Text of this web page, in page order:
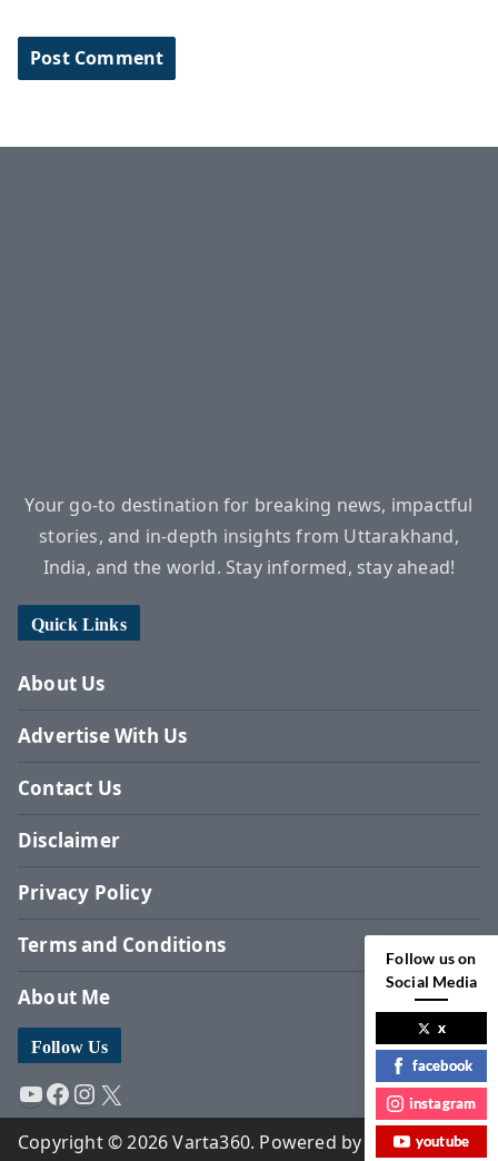
Your go-to destination for breaking news, impactful
stories, and in-depth insights from Uttarakhand,
India, and the world. Stay informed, stay ahead!
Quick Links
About Us
Advertise With Us
Contact Us
Disclaimer
Privacy Policy
Terms and Conditions
About Me
Follow Us
YouTube
Facebook
Instagram
X
Copyright © 2026 Varta360. Powered by Surbhi
Follow us on
Social Media
x
facebook
instagram
youtube